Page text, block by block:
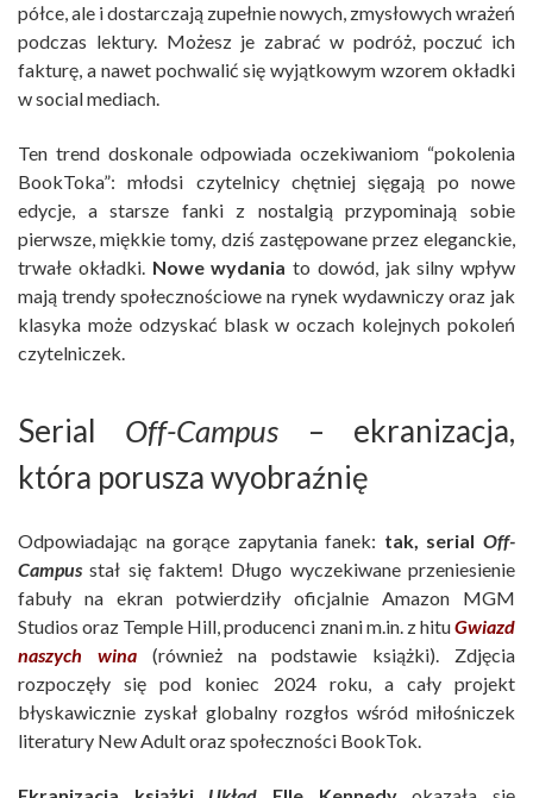
półce, ale i dostarczają zupełnie nowych, zmysłowych wrażeń
podczas lektury. Możesz je zabrać w podróż, poczuć ich
fakturę, a nawet pochwalić się wyjątkowym wzorem okładki
w social mediach.
Ten trend doskonale odpowiada oczekiwaniom “pokolenia
BookToka”: młodsi czytelnicy chętniej sięgają po nowe
edycje, a starsze fanki z nostalgią przypominają sobie
pierwsze, miękkie tomy, dziś zastępowane przez eleganckie,
trwałe okładki. Nowe wydania to dowód, jak silny wpływ
mają trendy społecznościowe na rynek wydawniczy oraz jak
klasyka może odzyskać blask w oczach kolejnych pokoleń
czytelniczek.
Serial Off-Campus – ekranizacja,
która porusza wyobraźnię
Odpowiadając na gorące zapytania fanek: tak, serialOff-
Campus stał się faktem! Długo wyczekiwane przeniesienie
fabuły na ekran potwierdziły oficjalnie Amazon MGM
Studios oraz Temple Hill, producenci znani m.in. z hituGwiazd
naszych wina(również na podstawie książki). Zdjęcia
rozpoczęły się pod koniec 2024 roku, a cały projekt
błyskawicznie zyskał globalny rozgłos wśród miłośniczek
literatury New Adult oraz społeczności BookTok.